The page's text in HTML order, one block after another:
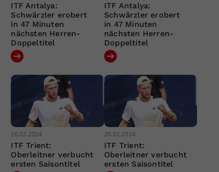
ITF Antalya:
Schwärzler erobert
in 47 Minuten
nächsten Herren-
Doppeltitel
ITF Antalya:
Schwärzler erobert
in 47 Minuten
nächsten Herren-
Doppeltitel
26.02.2024
ITF Trient:
Oberleitner verbucht
ersten Saisontitel
26.02.2024
ITF Trient:
Oberleitner verbucht
ersten Saisontitel